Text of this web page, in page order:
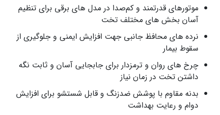
موتورهای قدرتمند و کم‌صدا در مدل های برقی برای تنظیم
آسان بخش های مختلف تخت
نرده های محافظ جانبی جهت افزایش ایمنی و جلوگیری از
سقوط بیمار
چرخ های روان و ترمزدار برای جابجایی آسان و ثابت نگه
داشتن تخت در زمان نیاز
بدنه مقاوم با پوشش ضدزنگ و قابل شستشو برای افزایش
دوام و رعایت بهداشت